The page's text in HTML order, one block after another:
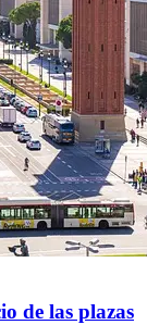
de las plazas